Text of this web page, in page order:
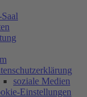
soziale Medien
Einstellungen